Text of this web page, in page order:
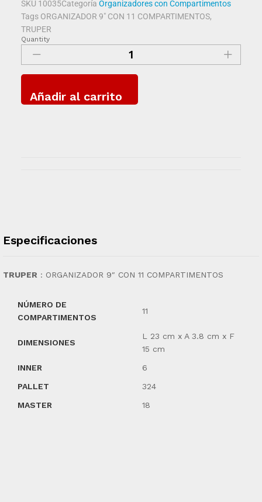
SKU 10035Categoría Organizadores con Compartimentos
Tags ORGANIZADOR 9" CON 11 COMPARTIMENTOS,
TRUPER
Quantity
Añadir al carrito
Especificaciones
TRUPER : ORGANIZADOR 9″ CON 11 COMPARTIMENTOS
NÚMERO DE
COMPARTIMENTOS
11
DIMENSIONES
L 23 cm x A 3.8 cm x F
15 cm
INNER
6
PALLET
324
MASTER
18